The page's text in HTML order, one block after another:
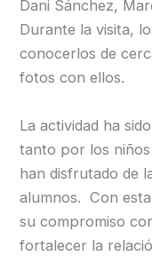
Dani Sánchez,
Durante la visita,
conocerlos de
fotos con ellos.
La actividad ha
tanto por los
han disfrutado de
alumnos. Con
su compromiso
fortalecer la